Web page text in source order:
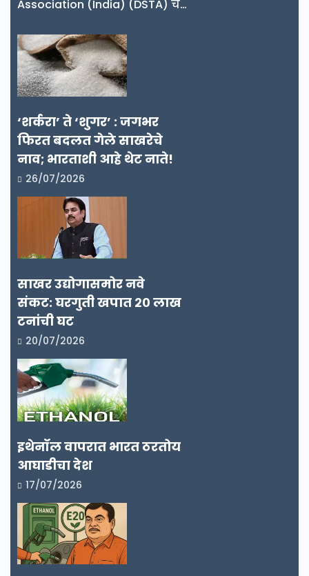
Association (India) (DSTA) चे…
‘शर्करा’ ते ‘शुगर’ : जगभर
फिरत बदलत गेले साखरेचे
नाव; भारताशी आहे थेट नाते!
26/07/2026
साखर उद्योगासमोर नवे
संकट: घरगुती खपात २० लाख
टनांची घट
20/07/2026
इथेनॉल वापरात भारत ठरतोय
आघाडीचा देश
17/07/2026